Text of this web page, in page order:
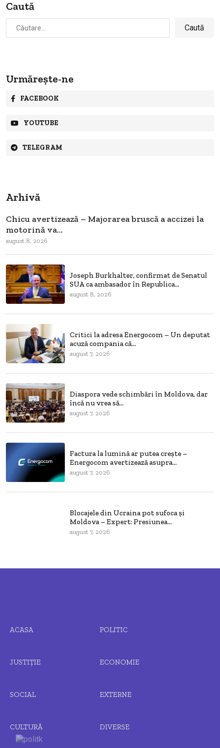
Caută
Caută
după:
Urmărește-ne
FACEBOOK
YOUTUBE
TELEGRAM
Arhivă
Chicu avertizează – Majorarea bruscă a accizei la
motorină va...
august 8, 2026
Joseph Burkhalter, confirmat de Senatul
SUA ca ambasador în Republica...
august 8, 2026
Critici la adresa Energocom – Un deputat
acuză compania că...
august 7, 2026
Diaspora vede schimbări în Moldova, dar
încă nu vrea să...
august 7, 2026
Factura la lumină ar putea crește –
Energocom avertizează asupra...
august 7, 2026
Blocajele din Ucraina pot sufoca și
Moldova – Expert: Presiunea...
august 7, 2026
ACASA POLITIC
JUSTIȚIE ECONOMIE
SOCIAL EXTERNE
CULTURĂ DIVERSE